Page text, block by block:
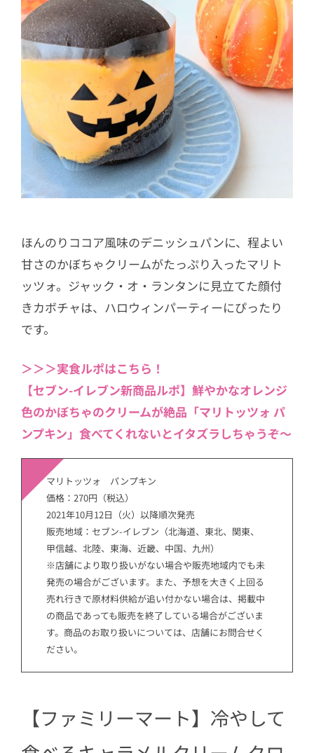
ほんのりココア風味のデニッシュパンに、程よい
甘さのかぼちゃクリームがたっぷり入ったマリト
ッツォ。ジャック・オ・ランタンに見立てた顔付
きカボチャは、ハロウィンパーティーにぴったり
です。
＞＞＞実食ルポはこちら！
【セブン-イレブン新商品ルポ】鮮やかなオレンジ
色のかぼちゃのクリームが絶品「マリトッツォ パ
ンプキン」食べてくれないとイタズラしちゃうぞ～
マリトッツォ パンプキン
価格：270円（税込）
2021年10月12日（火）以降順次発売
販売地域：セブン-イレブン（北海道、東北、関東、
甲信越、北陸、東海、近畿、中国、九州）
※店舗により取り扱いがない場合や販売地域内でも未
発売の場合がございます。また、予想を大きく上回る
売れ行きで原材料供給が追い付かない場合は、掲載中
の商品であっても販売を終了している場合がございま
す。商品のお取り扱いについては、店舗にお問合せく
ださい。
【ファミリーマート】冷やして